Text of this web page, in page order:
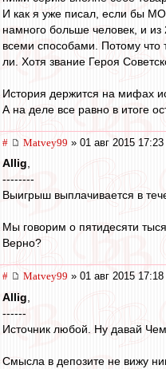
И как я уже писал, если бы
намного больше человек, и
всеми способами. Потому
ли. Хотя звание Героя
История держится на мифах
А на деле все равно в итоге
# Matvey99 » 01 авг 2015 17:23
Allig,
--------
Выигрыш выплачивается в
Мы говорим о пятидесяти
Верно?
# Matvey99 » 01 авг 2015 17:18
Allig
------
Источник любой. Ну давай
Смысла в депозите не вижу